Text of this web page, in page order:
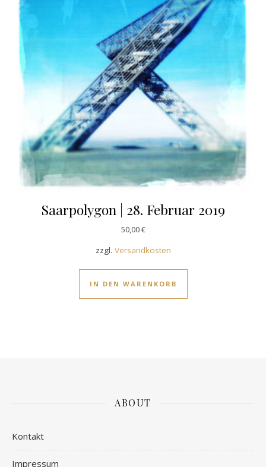
Saarpolygon | 28. Februar 2019
50,00€
zzgl. Versandkosten
IN DEN WARENKORB
ABOUT
Kontakt
Impressum